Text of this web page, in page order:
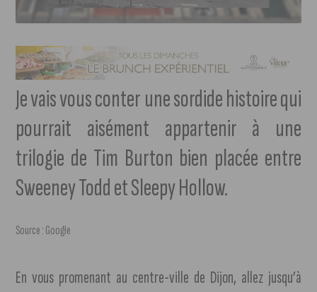
Je vais vous conter une sordide histoire qui
pourrait aisément appartenir à une
trilogie de Tim Burton bien placée entre
Sweeney Todd et Sleepy Hollow.
Source : Google
En vous promenant au centre-ville de Dijon, allez jusqu’à